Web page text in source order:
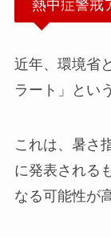
熱中症警戒
近年、環境省
ラート」とい
これは、暑さ
に発表される
なる可能性が